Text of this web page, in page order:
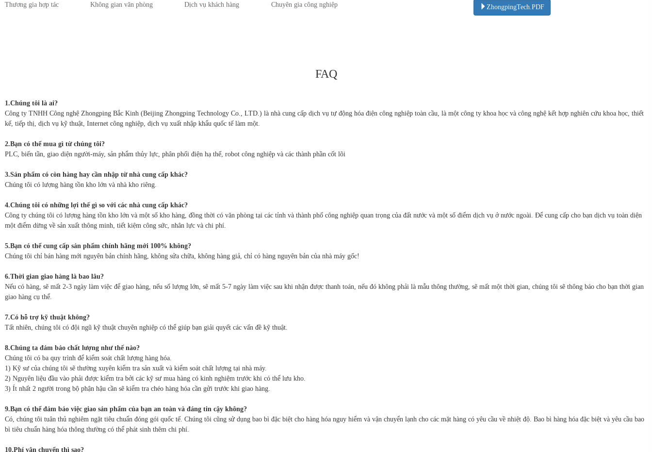
Thương gia hợp tác Không gian văn phòng Dịch vụ khách hàng Chuyên gia công nghiệp ZhongpingTech.PDF
FAQ
1.Chúng tôi là ai?
Công ty TNHH Công nghệ Zhongping Bắc Kinh (Beijing Zhongping Technology Co., LTD.) là nhà cung cấp dịch vụ tự động hóa điện công nghiệp toàn cầu, là một công ty khoa học và công nghệ kết hợp nghiên cứu khoa học, thiết
kế, tiếp thị, dịch vụ kỹ thuật, Internet công nghiệp, dịch vụ xuất nhập khẩu quốc tế làm một.
2.Bạn có thể mua gì từ chúng tôi?
PLC, biến tần, giao diện người-máy, sản phẩm thủy lực, phân phối điện hạ thế, robot công nghiệp và các thành phần cốt lõi
3.Sản phẩm có còn hàng hay cần nhập từ nhà cung cấp khác?
Chúng tôi có lượng hàng tồn kho lớn và nhà kho riêng.
4.Chúng tôi có những lợi thế gì so với các nhà cung cấp khác?
Công ty chúng tôi có lượng hàng tồn kho lớn và một số kho hàng, đồng thời có văn phòng tại các tỉnh và thành phố công nghiệp quan trọng của đất nước và một số điểm dịch vụ ở nước ngoài. Để cung cấp cho bạn dịch vụ toàn diện
một điểm dừng về sản xuất thông minh, tiết kiệm công sức, nhân lực và chi phí.
5.Bạn có thể cung cấp sản phẩm chính hãng mới 100% không?
Chúng tôi chỉ bán hàng mới nguyên bản chính hãng, không sửa chữa, không hàng giả, chỉ có hàng nguyên bản của nhà máy gốc!
6.Thời gian giao hàng là bao lâu?
Nếu có hàng, sẽ mất 2-3 ngày làm việc để giao hàng, nếu số lượng lớn, sẽ mất 5-7 ngày làm việc sau khi nhận được thanh toán, nếu đó không phải là mẫu thông thường, sẽ mất một thời gian, chúng tôi sẽ thông báo cho bạn thời gian
giao hàng cụ thể.
7.Có hỗ trợ kỹ thuật không?
Tất nhiên, chúng tôi có đội ngũ kỹ thuật chuyên nghiệp có thể giúp bạn giải quyết các vấn đề kỹ thuật.
8.Chúng ta đảm bảo chất lượng như thế nào?
Chúng tôi có ba quy trình để kiểm soát chất lượng hàng hóa.
1) Kỹ sư của chúng tôi sẽ thường xuyên kiểm tra sản xuất và kiểm soát chất lượng tại nhà máy.
2) Nguyên liệu đầu vào phải được kiểm tra bởi các kỹ sư mua hàng có kinh nghiệm trước khi có thể lưu kho.
3) Ít nhất 2 người trong bộ phận hậu cần sẽ kiểm tra chéo hàng hóa cần gửi trước khi giao hàng.
9.Bạn có thể đảm bảo việc giao sản phẩm của bạn an toàn và đáng tin cậy không?
Có, chúng tôi tuân thủ nghiêm ngặt tiêu chuẩn đóng gói quốc tế. Chúng tôi cũng sử dụng bao bì đặc biệt cho hàng hóa nguy hiểm và vận chuyển lạnh cho các mặt hàng có yêu cầu về nhiệt độ. Bao bì hàng hóa đặc biệt và yêu cầu bao
bì tiêu chuẩn hàng hóa thông thường có thể phát sinh thêm chi phí.
10.Phí vận chuyển thì sao?